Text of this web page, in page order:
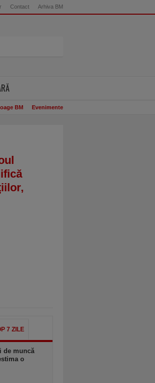
Contact Arhiva BM
BM Evenimente
7 ZILE
de muncă
o